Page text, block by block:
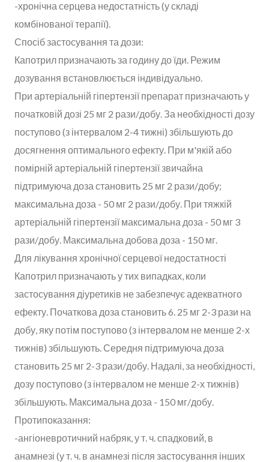
-хронічна серцева недостатність (у складі
комбінованої терапії).
Спосіб застосування та дози:
Капотрил призначають за годину до їди. Режим
дозування встановлюється індивідуально.
При артеріальній гіпертензії препарат призначають у
початковій дозі 25 мг 2 рази/добу. За необхідності дозу
поступово (з інтервалом 2-4 тижні) збільшують до
досягнення оптимального ефекту. При м'якій або
помірній артеріальній гіпертензії звичайна
підтримуюча доза становить 25 мг 2 рази/добу;
максимальна доза - 50 мг 2 рази/добу. При тяжкій
артеріальній гіпертензії максимальна доза - 50 мг 3
рази/добу. Максимальна добова доза - 150 мг.
Для лікування хронічної серцевої недостатності
Капотрил призначають у тих випадках, коли
застосування діуретиків не забезпечує адекватного
ефекту. Початкова доза становить 6. 25 мг 2-3 рази на
добу, яку потім поступово (з інтервалом не менше 2-х
тижнів) збільшують. Середня підтримуюча доза
становить 25 мг 2-3 рази/добу. Надалі, за необхідності,
дозу поступово (з інтервалом не менше 2-х тижнів)
збільшують. Максимальна доза - 150 мг/добу.
Протипоказання:
-ангіоневротичний набряк, у т. ч. спадковий, в
анамнезі (у т. ч. в анамнезі після застосування інших